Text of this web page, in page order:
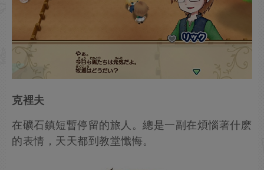
克裡夫
在礦石鎮短暫停留的旅人。總是一副在煩惱著什麽
的表情，天天都到教堂懺悔。